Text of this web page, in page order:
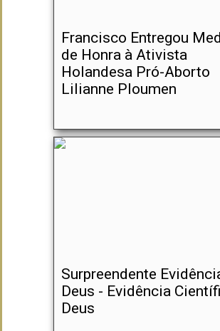
Francisco Entregou
de Honra à Ativista
Holandesa Pró-Aborto
Lilianne Ploumen
Surpreendente
Deus - Evidência
Deus